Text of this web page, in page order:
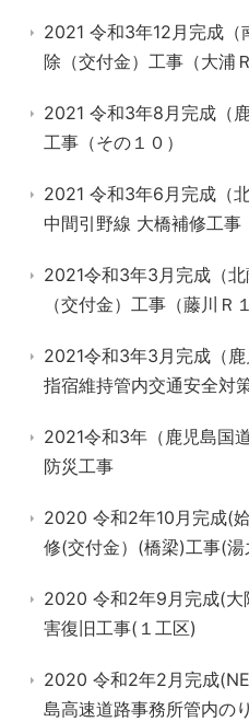
2021 令和3年12月完成（
除（交付金）工事（大浦
2021 令和3年8月完成（
工事（その１０）
2021 令和3年6月完成（
中間引野線 大橋補修工事
2021令和3年3月完成（
（交付金）工事（藤川Ｒ
2021令和3年3月完成（
指宿維持管内交通安全対
2021令和3年（鹿児島国
防災工事
2020 令和2年10月完成(
修(交付金）(橋梁)工事(湯
2020 令和2年9月完成(大
害復旧工事(１工区)
2020 令和2年2月完成
島高速道路事務所管内の